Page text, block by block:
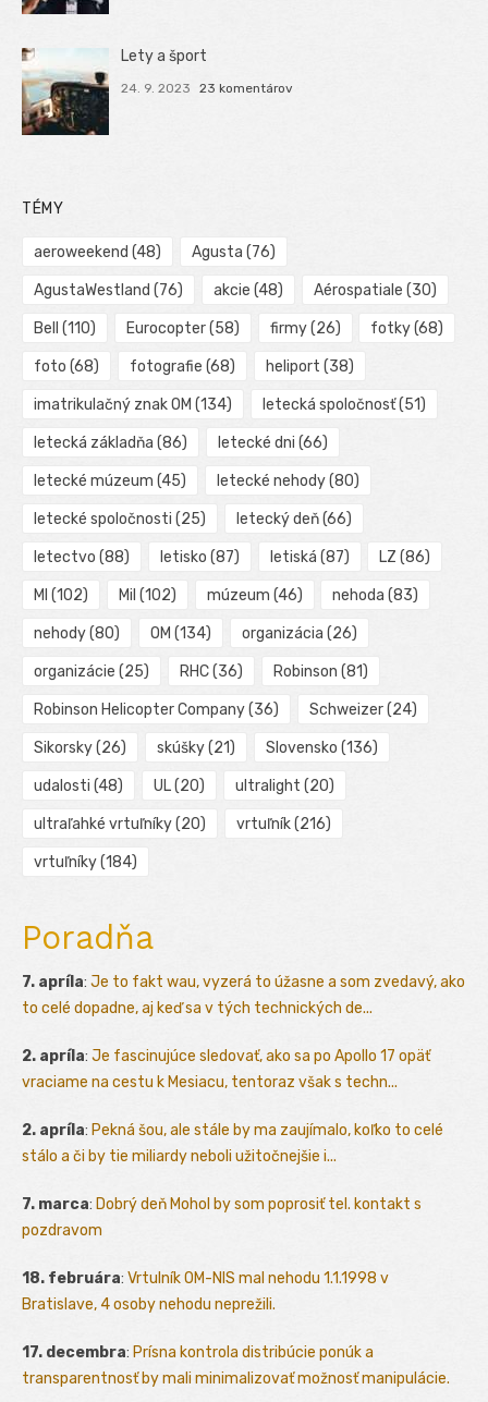
Lety a šport
24. 9. 2023 23 komentárov
TÉMY
aeroweekend (48) Agusta (76)
AgustaWestland (76) akcie (48) Aérospatiale (30)
Bell (110) Eurocopter(58) firmy(26) fotky(68)
foto (68) fotografie (68) heliport (38)
imatrikulačný znak OM (134) letecká spoločnosť(51)
letecká základňa (86) letecké dni (66)
letecké múzeum (45) letecké nehody(80)
letecké spoločnosti (25) letecký deň(66)
letectvo (88) letisko (87) letiská (87) LZ (86)
MI (102) Mil (102) múzeum (46) nehoda (83)
nehody(80) OM (134) organizácia (26)
organizácie (25) RHC(36) Robinson (81)
Robinson Helicopter Company(36) Schweizer(24)
Sikorsky(26) skúšky(21) Slovensko (136)
udalosti (48) UL(20) ultralight (20)
ultraľahké vrtuľníky(20) vrtuľník(216)
vrtuľníky(184)
Poradňa
7. apríla: Je to fakt wau, vyzerá to úžasne a som zvedavý, ako
to celé dopadne, aj keď sa v tých technických de...
2. apríla: Je fascinujúce sledovať, ako sa po Apollo 17 opäť
vraciame na cestu k Mesiacu, tentoraz však s techn...
2. apríla: Pekná šou, ale stále by ma zaujímalo, koľko to celé
stálo a či by tie miliardy neboli užitočnejšie i...
7. marca: Dobrý deň Mohol by som poprosiť tel. kontakt s
pozdravom
18. februára: Vrtulník OM-NIS mal nehodu 1.1.1998 v
Bratislave, 4 osoby nehodu neprežili.
17. decembra: Prísna kontrola distribúcie ponúk a
transparentnosť by mali minimalizovať možnosť manipulácie.